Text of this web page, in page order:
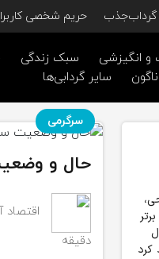
گرداب‌جذب حریم شخصی
و انگیزشی سبک زندگی
سایر گردابی‌ها
کرد
سرگرمی
حال و
اقتصاد
دقیقه